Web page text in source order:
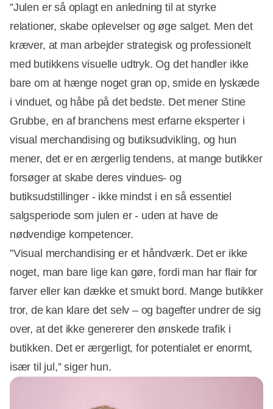
”Julen er så oplagt en anledning til at styrke
relationer, skabe oplevelser og øge salget. Men det
kræver, at man arbejder strategisk og professionelt
med butikkens visuelle udtryk. Og det handler ikke
bare om at hænge noget gran op, smide en lyskæde
i vinduet, og håbe på det bedste. Det mener Stine
Grubbe, en af branchens mest erfarne eksperter i
visual merchandising og butiksudvikling, og hun
mener, det er en ærgerlig tendens, at mange butikker
forsøger at skabe deres vindues- og
butiksudstillinger - ikke mindst i en så essentiel
salgsperiode som julen er - uden at have de
nødvendige kompetencer.
”Visual merchandising er et håndværk. Det er ikke
noget, man bare lige kan gøre, fordi man har flair for
farver eller kan dække et smukt bord. Mange butikker
tror, de kan klare det selv – og bagefter undrer de sig
over, at det ikke genererer den ønskede trafik i
butikken. Det er ærgerligt, for potentialet er enormt,
især til jul,” siger hun.